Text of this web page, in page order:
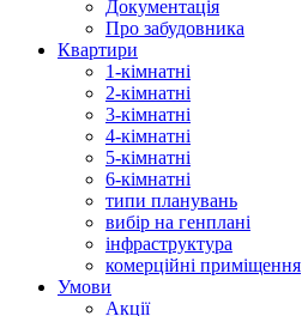
Документація
Про забудовника
Квартири
1-кімнатні
2-кімнатні
3-кімнатні
4-кімнатні
5-кімнатні
6-кімнатні
типи планувань
вибір на генплані
інфраструктура
комерційні приміщення
Умови
Акції